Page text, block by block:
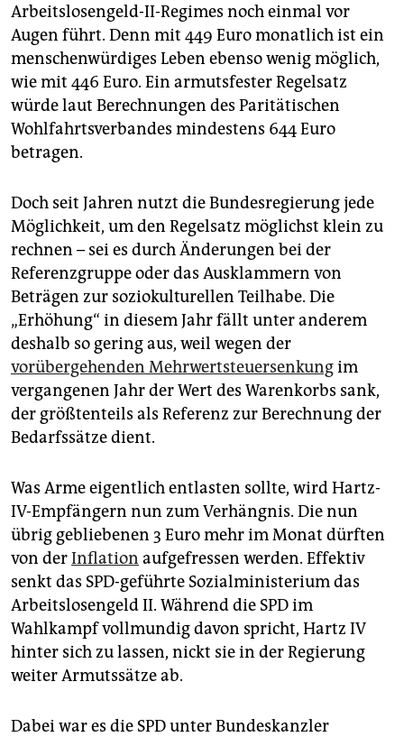
Arbeitslosengeld-II-Regimes noch einmal vor
Augen führt. Denn mit 449 Euro monatlich ist ein
menschenwürdiges Leben ebenso wenig möglich,
wie mit 446 Euro. Ein armutsfester Regelsatz
würde laut Berechnungen des Paritätischen
Wohlfahrtsverbandes mindestens 644 Euro
betragen.
Doch seit Jahren nutzt die Bundesregierung jede
Möglichkeit, um den Regelsatz möglichst klein zu
rechnen – sei es durch Änderungen bei der
Referenzgruppe oder das Ausklammern von
Beträgen zur soziokulturellen Teilhabe. Die
„Erhöhung“ in diesem Jahr fällt unter anderem
deshalb so gering aus, weil wegen der
vorübergehenden Mehrwertsteuersenkungim
vergangenen Jahr der Wert des Warenkorbs sank,
der größtenteils als Referenz zur Berechnung der
Bedarfssätze dient.
Was Arme eigentlich entlasten sollte, wird Hartz-
IV-Empfängern nun zum Verhängnis. Die nun
übrig gebliebenen 3 Euro mehr im Monat dürften
von derInflation aufgefressen werden. Effektiv
senkt das SPD-geführte Sozialministerium das
Arbeitslosengeld II. Während die SPD im
Wahlkampf vollmundig davon spricht, Hartz IV
hinter sich zu lassen, nickt sie in der Regierung
weiter Armutssätze ab.
Dabei war es die SPD unter Bundeskanzler